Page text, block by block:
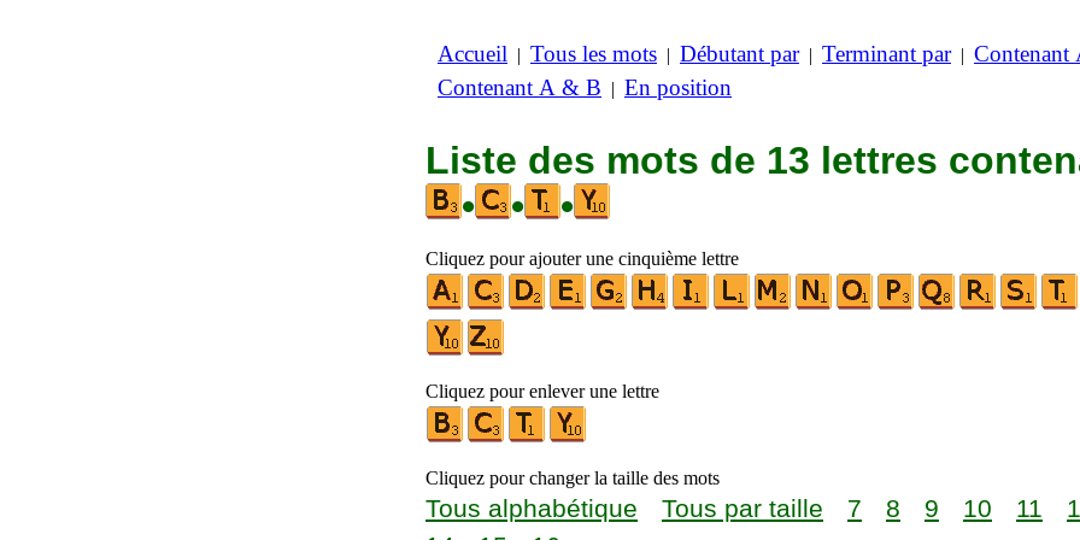
Accueil | Tous les mots | Débutant par| Terminant par| Contenant
Contenant A & B | En position
Liste des mots de 13 lettres
•
• •
Cliquez pour ajouter une cinquième lettre
Cliquez pour enlever une lettre
Cliquez pour changer la taille des mots
Tous alphabétique Tous par taille 7 8 9 10 11